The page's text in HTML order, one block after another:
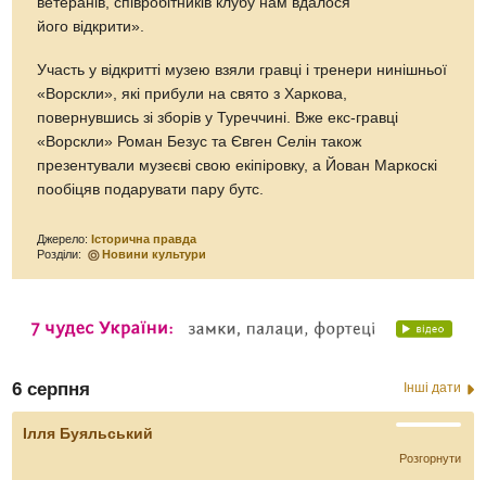
його відкрити».
Участь у відкритті музею взяли гравці і тренери нинішньої
«Ворскли», які прибули на свято з Харкова,
повернувшись зі зборів у Туреччині. Вже екс-гравці
«Ворскли» Роман Безус та Євген Селін також
презентували музеєві свою екіпіровку, а Йован Маркоскі
пообіцяв подарувати пару бутс.
Джерело:Історична правда
Розділи:
Новини культури
6 серпня Інші дати
Ілля Буяльський
Розгорнути